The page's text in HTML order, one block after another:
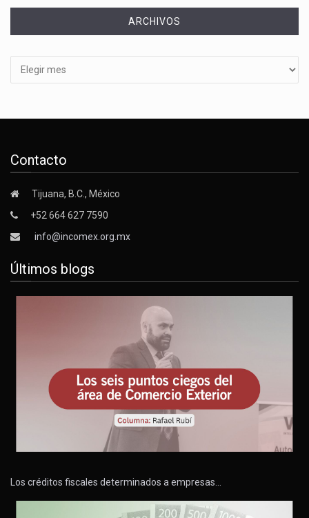
ARCHIVOS
Contacto
Tijuana, B.C., México
+52 664 627 7590
info@incomex.org.mx
Últimos blogs
Los créditos fiscales determinados a empresas…